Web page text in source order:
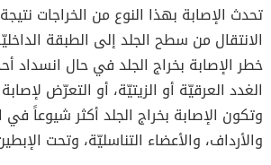
تحدث الإصابة بهذا النوع من الخراجات
الانتقال من سطح الجلد إلى الطبقة
خطر الإصابة بخراج الجلد في حال انسداد
الغدد العرقيّة أو الزيتيّة، أو التعرّض
وتكون الإصابة بخراج الجلد أكثر شيوعاً في
والأرداف، والأعضاء التناسليّة، وتحت